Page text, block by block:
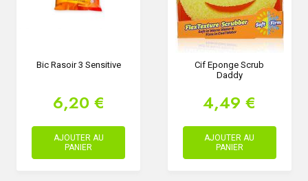
Bic Rasoir 3 Sensitive
6,20 €
AJOUTER AU
PANIER
Cif Eponge Scrub
Daddy
4,49 €
AJOUTER AU
PANIER